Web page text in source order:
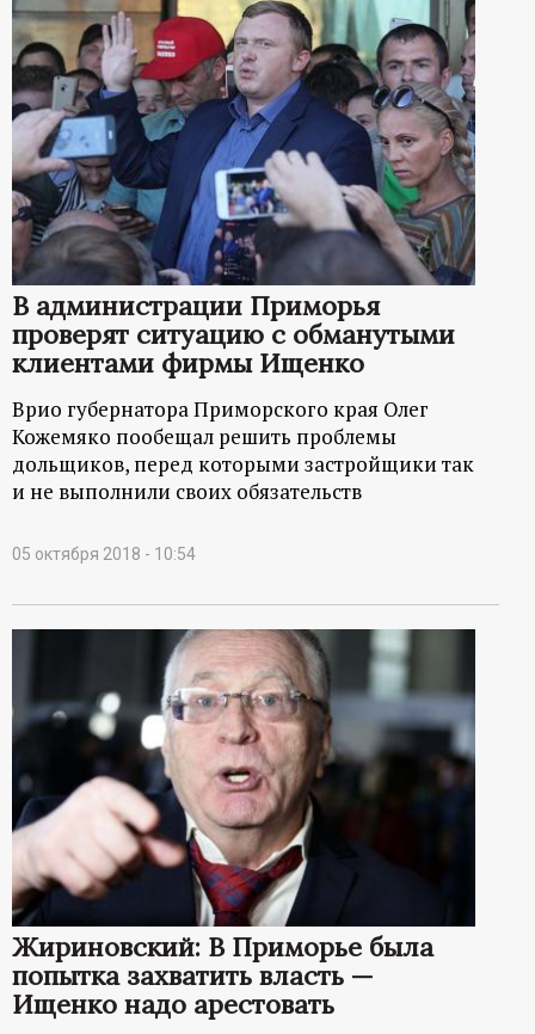
В администрации Приморья
проверят ситуацию с обманутыми
клиентами фирмы Ищенко
Врио губернатора Приморского края Олег
Кожемяко пообещал решить проблемы
дольщиков, перед которыми застройщики так
и не выполнили своих обязательств
05 октября 2018 - 10:54
Жириновский: В Приморье была
попытка захватить власть —
Ищенко надо арестовать